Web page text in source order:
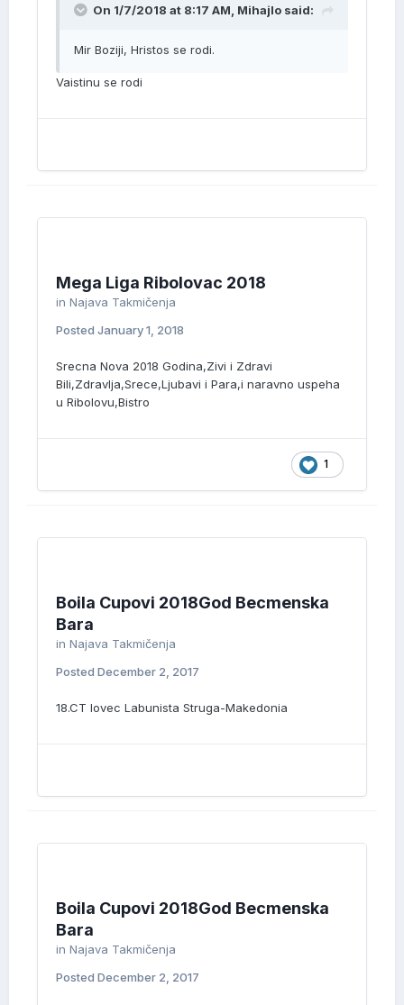
On 1/7/2018 at 8:17 AM, Mihajlo said:
Mir Boziji, Hristos se rodi.
Vaistinu se rodi
Mega Liga Ribolovac 2018
in Najava Takmičenja
Posted January 1, 2018
Srecna Nova 2018 Godina,Zivi i Zdravi
Bili,Zdravlja,Srece,Ljubavi i Para,i naravno uspeha
u Ribolovu,Bistro
1
Boila Cupovi 2018God Becmenska
Bara
in Najava Takmičenja
Posted December 2, 2017
18.CT lovec Labunista Struga-Makedonia
Boila Cupovi 2018God Becmenska
Bara
in Najava Takmičenja
Posted December 2, 2017